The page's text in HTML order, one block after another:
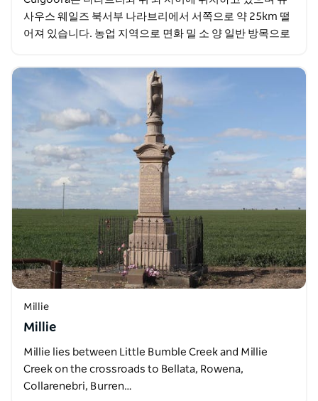
사우스 웨일즈 북서부 나라브리에서 서쪽으로 약 25km 떨
어져 있습니다. 농업 지역으로 면화 밀 소 양 일반 방목으로
Millie
Millie
Millie lies between Little Bumble Creek and Millie
Creek on the crossroads to Bellata, Rowena,
Collarenebri, Burren…